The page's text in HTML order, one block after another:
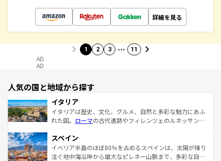
詳細を見る
1 2 3 … 11
AD
AD
人気の国と地域から探す
イタリア
イタリアは歴史、文化、グルメ、自然と多彩な魅力にあふ
れた国。 ローマの古代遺跡やフィレンツェのルネッサンス
ろん、トスカーナの美しい田園風景やアマルフィ海岸の絶
景など、自然景観も見逃せない。観光の合間には、本場の
ピザやパスタなど、絶品のイタリア料理を堪能することも
スペイン
イベリア半島のほぼ80％を占めるスペインは、太陽が降り
注ぐ地中海沿岸から雄大なピレネー山脈まで、多彩な自然